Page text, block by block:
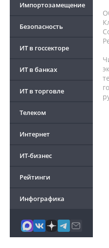
Импортозамещение
Безопасность
ИТ в госсекторе
ИТ в банках
ИТ в торговле
Телеком
Интернет
ИТ-бизнес
Рейтинги
Инфографика